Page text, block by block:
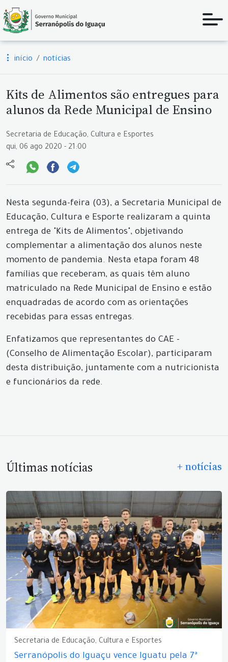
início notícias
Kits de Alimentos são entregues para
alunos da Rede Municipal de Ensino
Secretaria de Educação, Cultura e Esportes
qui, 06 ago 2020 - 21:00
Nesta segunda-feira (03), a Secretaria Municipal de
Educação, Cultura e Esporte realizaram a quinta
entrega de "Kits de Alimentos", objetivando
complementar a alimentação dos alunos neste
momento de pandemia. Nesta etapa foram 48
famílias que receberam, as quais têm aluno
matriculado na Rede Municipal de Ensino e estão
enquadradas de acordo com as orientações
recebidas para essas entregas.
Enfatizamos que representantes do CAE -
(Conselho de Alimentação Escolar), participaram
desta distribuição, juntamente com a nutricionista
e funcionários da rede.
Últimas notícias + notícias
Secretaria de Educação, Cultura e Esportes
Serranópolis do Iguaçu vence Iguatu pela 7ª